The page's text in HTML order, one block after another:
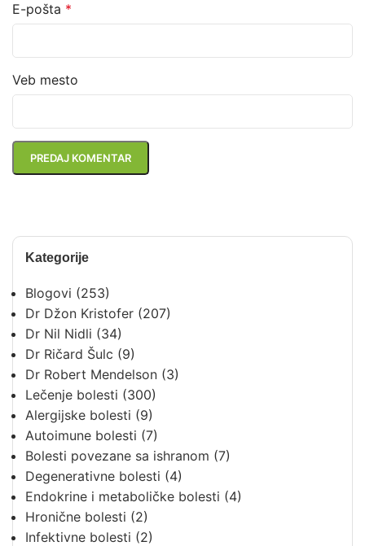
Kategorije
Blogovi (253)
Dr Džon Kristofer (207)
Dr Nil Nidli (34)
Dr Ričard Šulc (9)
Dr Robert Mendelson (3)
Lečenje bolesti (300)
Alergijske bolesti (9)
Autoimune bolesti (7)
Bolesti povezane sa ishranom (7)
Degenerativne bolesti (4)
Endokrine i metaboličke bolesti (4)
Hronične bolesti (2)
Infektivne bolesti (2)
E-pošta *
Veb mesto